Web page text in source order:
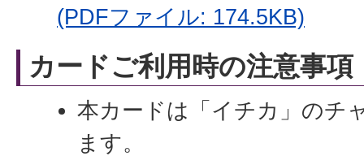
(PDFファイル: 174.5KB)
カードご利用時の注意事項
本カードは「イチカ」のチ
ます。